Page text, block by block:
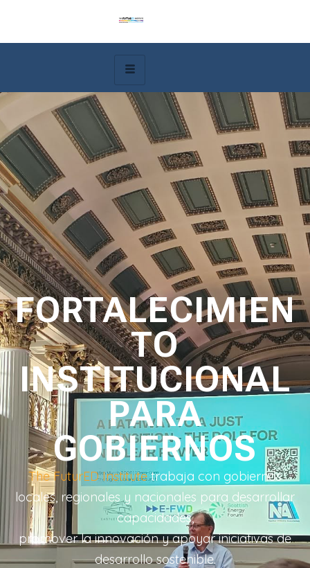
FORTALECIMIEN
TO
INSTITUCIONAL
PARA
GOBIERNOS
The FuturED Institutetrabaja con gobiernos
locales, regionales y nacionales para desarrollar
capacidades,
promover la innovación y apoyar iniciativas de
desarrollo sostenible.